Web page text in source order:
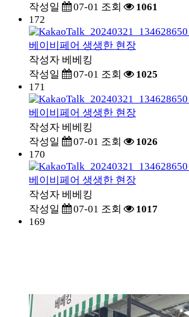
작성일
07-01 조회
1061
172
베이비페어 생생한 현장
작성자 베베킹
작성일
07-01 조회
1025
171
베이비페어 생생한 현장
작성자 베베킹
작성일
07-01 조회
1026
170
베이비페어 생생한 현장
작성자 베베킹
작성일
07-01 조회
1017
169